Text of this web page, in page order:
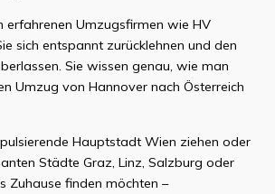
erfahrenen Umzugsfirmen wie HV
sich entspannt zurücklehnen und den
Sie wissen genau, wie man
Umzug von Hannover nach Österreich
Hauptstadt Wien ziehen oder
Städte Graz, Linz, Salzburg oder
Zuhause finden möchten –